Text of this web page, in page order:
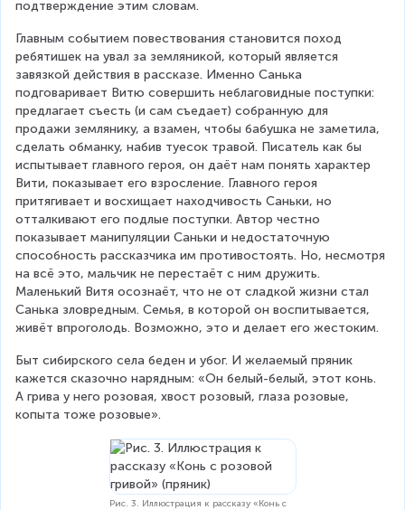
подтверждение этим словам.
Главным событием повествования становится поход
ребятишек на увал за земляникой, который является
завязкой действия в рассказе. Именно Санька
подговаривает Витю совершить неблаговидные поступки:
предлагает съесть (и сам съедает) собранную для
продажи землянику, а взамен, чтобы бабушка не заметила,
сделать обманку, набив туесок травой. Писатель как бы
испытывает главного героя, он даёт нам понять характер
Вити, показывает его взросление. Главного героя
притягивает и восхищает находчивость Саньки, но
отталкивают его подлые поступки. Автор честно
показывает манипуляции Саньки и недостаточную
способность рассказчика им противостоять. Но, несмотря
на всё это, мальчик не перестаёт с ним дружить.
Маленький Витя осознаёт, что не от сладкой жизни стал
Санька зловредным. Семья, в которой он воспитывается,
живёт впроголодь. Возможно, это и делает его жестоким.
Быт сибирского села беден и убог. И желаемый пряник
кажется сказочно нарядным: «Он белый-белый, этот конь.
А грива у него розовая, хвост розовый, глаза розовые,
копыта тоже розовые».
Рис. 3. Иллюстрация к рассказу «Конь с